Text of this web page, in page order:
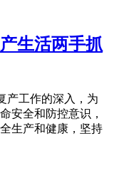
生活两手抓
产工作的深入，为
安全和防控意识，
生产和健康，坚持